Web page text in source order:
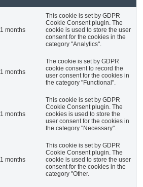
months
This cookie is set by GDPR
Cookie Consent plugin. The
cookie is used to store the user
consent for the cookies in the
category "Analytics".
months
The cookie is set by GDPR
cookie consent to record the
user consent for the cookies in
the category "Functional".
months
This cookie is set by GDPR
Cookie Consent plugin. The
cookies is used to store the
user consent for the cookies in
the category "Necessary".
months
This cookie is set by GDPR
Cookie Consent plugin. The
cookie is used to store the user
consent for the cookies in the
category "Other.